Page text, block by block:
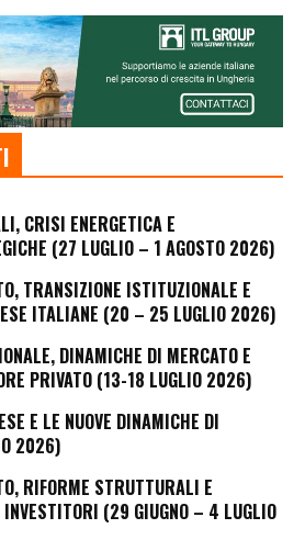
CRISI ENERGETICA E
(27 LUGLIO – 1 AGOSTO 2026)
TRANSIZIONE ISTITUZIONALE E
ITALIANE (20 – 25 LUGLIO 2026)
DINAMICHE DI MERCATO E
PRIVATO (13-18 LUGLIO 2026)
E LE NUOVE DINAMICHE DI
2026)
RIFORME STRUTTURALI E
(29 GIUGNO – 4 LUGLIO